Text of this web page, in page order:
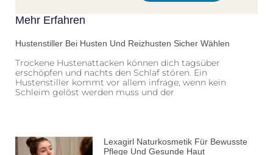
Mehr Erfahren
Hustenstiller Bei Husten Und Reizhusten Sicher Wählen
Trockene Hustenattacken können dich tagsüber
erschöpfen und nachts den Schlaf stören. Ein
Hustenstiller kommt vor allem infrage, wenn kein
Schleim gelöst werden muss und der
Lexagirl Naturkosmetik Für Bewusste
Pflege Und Gesunde Haut